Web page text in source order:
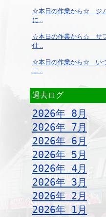
☆本日の作業から☆ ジ
に ..
☆本日の作業から☆ サ
仕 ..
☆本日の作業から☆ い
二 ..
過去ログ
2026年 8月
2026年 7月
2026年 6月
2026年 5月
2026年 4月
2026年 3月
2026年 2月
2026年 1月